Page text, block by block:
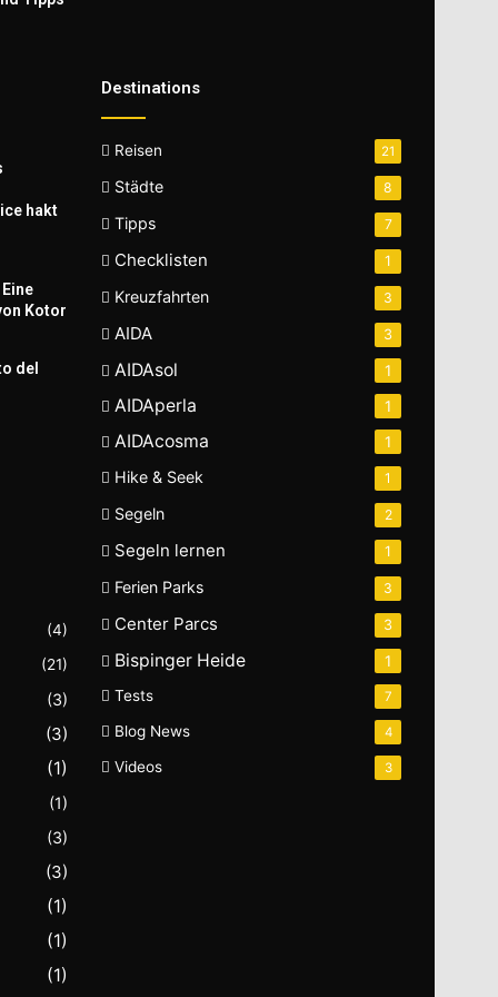
hakt
Kotor
del
(4)
(21)
(3)
(3)
(1)
(1)
(3)
(3)
(1)
(1)
(1)
Destinations
Reisen 21
Städte 8
Tipps 7
Checklisten 1
Kreuzfahrten 3
AIDA 3
AIDAsol 1
AIDAperla 1
AIDAcosma 1
Hike & Seek 1
Segeln 2
Segeln lernen 1
Ferien Parks 3
Center Parcs 3
Bispinger Heide
1
Tests
7
Blog News 4
Videos 3